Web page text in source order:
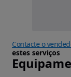
Contacte o
estes serviços